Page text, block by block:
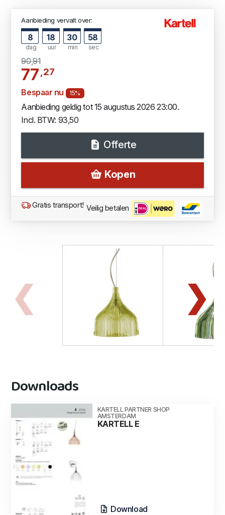
Aanbieding vervalt over:
8
dag
18
uur
30
min
57
sec
90,91
77,27
Bespaar nu 15%
Aanbieding geldig tot 15 augustus 2026 23:00.
Incl. BTW: 93,50
Offerte
Kopen
Gratis transport! Veilig betalen
Downloads
KARTELL PARTNER SHOP
AMSTERDAM
KARTELL E
Download